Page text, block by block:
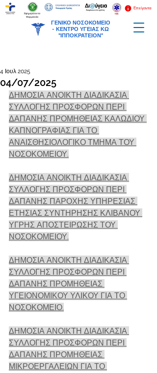
ΓΕΝΙΚΟ ΝΟΣΟΚΟΜΕΙΟ
- ΚΕΝΤΡΟ ΥΓΕΙΑΣ ΚΩ
"ΙΠΠΟΚΡΑΤΕΙΟΝ"
Επείγοντα
Εφημερεύοντα
Φαρμακεία
04/07/2025
4 Ιουλ 2025
ΔΗΜΟΣΙΑ ΑΝΟΙΚΤΗ ΔΙΑΔΙΚΑΣΙΑ
ΣΥΛΛΟΓΗΣ ΠΡΟΣΦΟΡΩΝ ΠΕΡΙ
ΔΑΠΑΝΗΣ ΠΡΟΜΗΘΕΙΑΣ ΚΑΛΩΔΙΟΥ
ΚΑΠΝΟΓΡΑΦΙΑΣ ΓΙΑ ΤΟ
ΑΝΑΙΣΘΗΣΙΟΛΟΓΙΚΟ ΤΜΗΜΑ ΤΟΥ
ΝΟΣΟΚΟΜΕΙΟΥ.
ΔΗΜΟΣΙΑ ΑΝΟΙΚΤΗ ΔΙΑΔΙΚΑΣΙΑ
ΣΥΛΛΟΓΗΣ ΠΡΟΣΦΟΡΩΝ ΠΕΡΙ
ΔΑΠΑΝΗΣ ΠΑΡΟΧΗΣ ΥΠΗΡΕΣΙΑΣ
ΕΤΗΣΙΑΣ ΣΥΝΤΗΡΗΣΗΣ ΚΛΙΒΑΝΟΥ
ΥΓΡΗΣ ΑΠΟΣΤΕΙΡΩΣΗΣ ΤΟΥ
ΝΟΣΟΚΟΜΕΙΟΥ.
ΔΗΜΟΣΙΑ ΑΝΟΙΚΤΗ ΔΙΑΔΙΚΑΣΙΑ
ΣΥΛΛΟΓΗΣ ΠΡΟΣΦΟΡΩΝ ΠΕΡΙ
ΔΑΠΑΝΗΣ ΠΡΟΜΗΘΕΙΑΣ
ΥΓΕΙΟΝΟΜΙΚΟΥ ΥΛΙΚΟΥ ΓΙΑ ΤΟ
ΝΟΣΟΚΟΜΕΙΟ.
ΔΗΜΟΣΙΑ ΑΝΟΙΚΤΗ ΔΙΑΔΙΚΑΣΙΑ
ΣΥΛΛΟΓΗΣ ΠΡΟΣΦΟΡΩΝ ΠΕΡΙ
ΔΑΠΑΝΗΣ ΠΡΟΜΗΘΕΙΑΣ
ΜΙΚΡΟΕΡΓΑΛΕΙΩΝ ΓΙΑ ΤΟ